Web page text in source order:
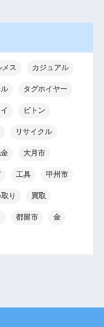
メス カジュアル
タグホイヤー
ビトン
リサイクル
大月市
工具 甲州市
り 買取
都留市 金